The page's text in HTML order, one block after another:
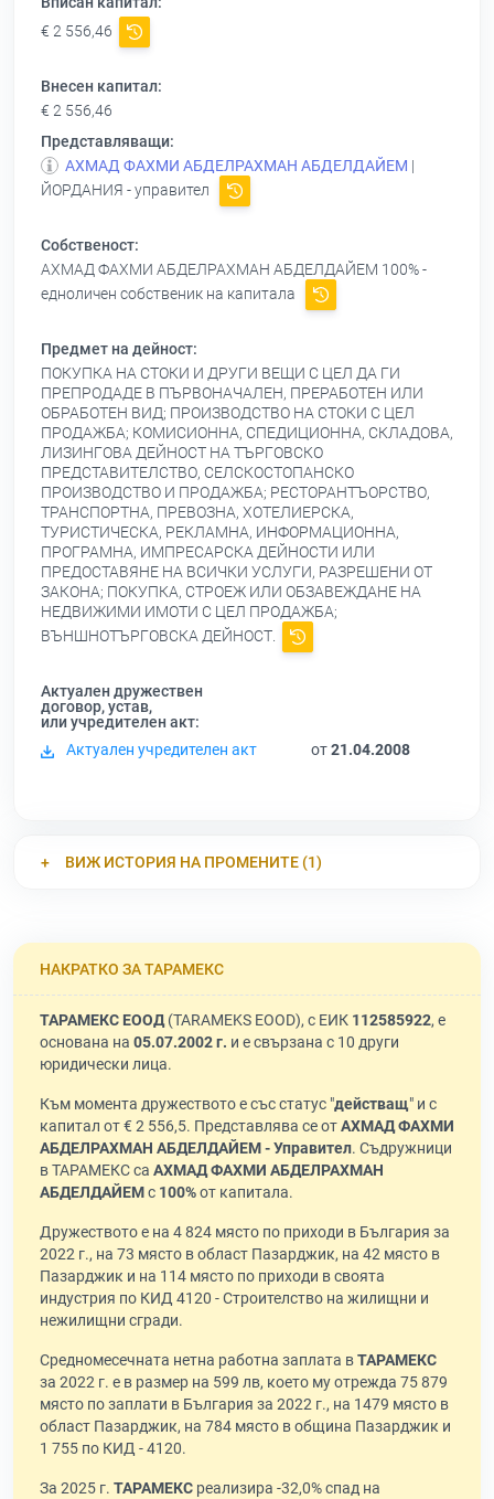
€ 2 556,46
Внесен капитал:
€ 2 556,46
Представляващи:
АХМАД ФАХМИ АБДЕЛРАХМАН АБДЕЛДАЙЕМ |
ЙОРДАНИЯ - управител
Собственост:
АХМАД ФАХМИ АБДЕЛРАХМАН АБДЕЛДАЙЕМ 100% -
едноличен собственик на капитала
Предмет на дейност:
ПОКУПКА НА СТОКИ И ДРУГИ ВЕЩИ С ЦЕЛ ДА ГИ
ПРЕПРОДАДЕ В ПЪРВОНАЧАЛЕН, ПРЕРАБОТЕН ИЛИ
ОБРАБОТЕН ВИД; ПРОИЗВОДСТВО НА СТОКИ С ЦЕЛ
ПРОДАЖБА; КОМИСИОННА, СПЕДИЦИОННА, СКЛАДОВА,
ЛИЗИНГОВА ДЕЙНОСТ НА ТЪРГОВСКО
ПРЕДСТАВИТЕЛСТВО, СЕЛСКОСТОПАНСКО
ПРОИЗВОДСТВО И ПРОДАЖБА; РЕСТОРАНТЪОРСТВО,
ТРАНСПОРТНА, ПРЕВОЗНА, ХОТЕЛИЕРСКА,
ТУРИСТИЧЕСКА, РЕКЛАМНА, ИНФОРМАЦИОННА,
ПРОГРАМНА, ИМПРЕСАРСКА ДЕЙНОСТИ ИЛИ
ПРЕДОСТАВЯНЕ НА ВСИЧКИ УСЛУГИ, РАЗРЕШЕНИ ОТ
ЗАКОНА; ПОКУПКА, СТРОЕЖ ИЛИ ОБЗАВЕЖДАНЕ НА
НЕДВИЖИМИ ИМОТИ С ЦЕЛ ПРОДАЖБА;
ВЪНШНОТЪРГОВСКА ДЕЙНОСТ.
Актуален дружествен
договор, устав,
или учредителен акт:
Актуален учредителен акт
от21.04.2008
ВИЖ ИСТОРИЯ НА ПРОМЕНИТЕ (1)
НАКРАТКО ЗА ТАРАМЕКС
ТАРАМЕКС ЕООД(TARAMEKS EOOD), с ЕИК 112585922, е
основана на 05.07.2002 г. и е свързана с 10 други
юридически лица.
Към момента дружеството е със статус "действащ" и с
капитал от € 2 556,5. Представлява се отАХМАД ФАХМИ
АБДЕЛРАХМАН АБДЕЛДАЙЕМ - Управител. Съдружници
в ТАРАМЕКС са АХМАД ФАХМИ АБДЕЛРАХМАН
АБДЕЛДАЙЕМс 100%от капитала.
Дружеството е на 4 824 място по приходи в България за
2022 г., на 73 място в област Пазарджик, на 42 място в
Пазарджик и на 114 място по приходи в своята
индустрия по КИД 4120 - Строителство на жилищни и
нежилищни сгради.
Средномесечната нетна работна заплата вТАРАМЕКС
за 2022 г. е в размер на 599 лв, което му отрежда 75 879
място по заплати в България за 2022 г., на 1479 място в
област Пазарджик, на 784 място в община Пазарджик и
1 755 по КИД - 4120.
За 2025 г. ТАРАМЕКС реализира -32,0% спад на